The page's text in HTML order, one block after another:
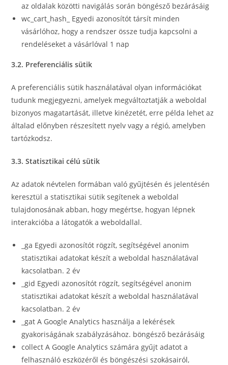
az oldalak közötti navigálás során böngésző bezárásáig
wc_cart_hash_ Egyedi azonosítót társít minden
vásárlóhoz, hogy a rendszer össze tudja kapcsolni a
rendeléseket a vásárlóval 1 nap
3.2. Preferenciális sütik
A preferenciális sütik használatával olyan információkat
tudunk megjegyezni, amelyek megváltoztatják a weboldal
bizonyos magatartását, illetve kinézetét, erre példa lehet az
általad előnyben részesített nyelv vagy a régió, amelyben
tartózkodsz.
3.3. Statisztikai célú sütik
Az adatok névtelen formában való gyűjtésén és jelentésén
keresztül a statisztikai sütik segítenek a weboldal
tulajdonosának abban, hogy megértse, hogyan lépnek
interakcióba a látogatók a weboldallal.
_ga Egyedi azonosítót rögzít, segítségével anonim
statisztikai adatokat készít a weboldal használatával
kacsolatban. 2 év
_gid Egyedi azonosítót rögzít, segítségével anonim
statisztikai adatokat készít a weboldal használatával
kacsolatban. 2 év
_gat A Google Analytics használja a lekérések
gyakoriságának szabályzásához. böngésző bezárásáig
collect A Google Analytics számára gyűjt adatot a
felhasználó eszközéről és böngészési szokásairól,